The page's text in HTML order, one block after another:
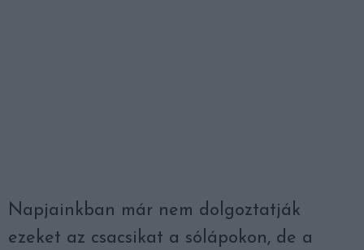
Napjainkban már nem dolgoztatják
ezeket az csacsikat a sólápokon, de a